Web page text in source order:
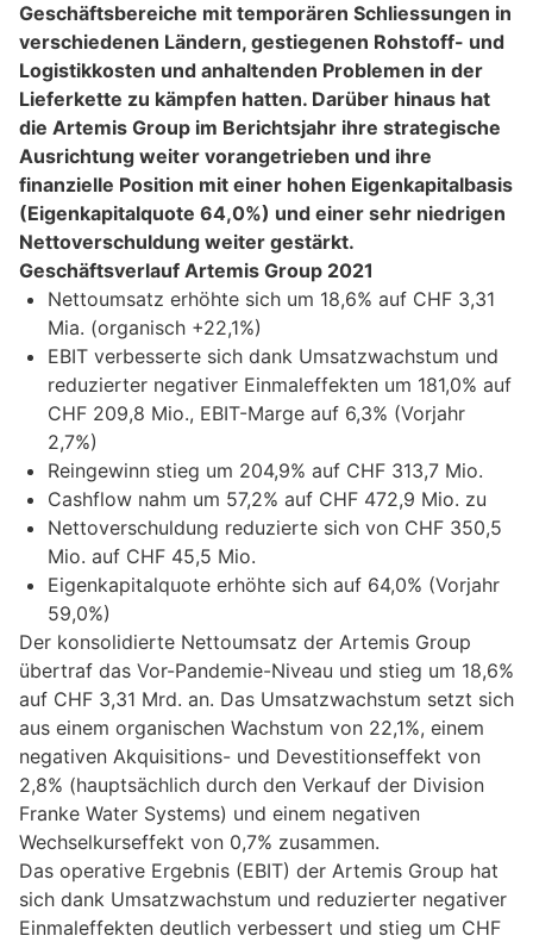
Geschäftsbereiche mit temporären Schliessungen in
verschiedenen Ländern, gestiegenen Rohstoff- und
Logistikkosten und anhaltenden Problemen in der
Lieferkette zu kämpfen hatten. Darüber hinaus hat
die Artemis Group im Berichtsjahr ihre strategische
Ausrichtung weiter vorangetrieben und ihre
finanzielle Position mit einer hohen Eigenkapitalbasis
(Eigenkapitalquote 64,0%) und einer sehr niedrigen
Nettoverschuldung weiter gestärkt.
Geschäftsverlauf Artemis Group 2021
Nettoumsatz erhöhte sich um 18,6% auf CHF 3,31
Mia. (organisch +22,1%)
EBIT verbesserte sich dank Umsatzwachstum und
reduzierter negativer Einmaleffekten um 181,0% auf
CHF 209,8 Mio., EBIT-Marge auf 6,3% (Vorjahr
2,7%)
Reingewinn stieg um 204,9% auf CHF 313,7 Mio.
Cashflow nahm um 57,2% auf CHF 472,9 Mio. zu
Nettoverschuldung reduzierte sich von CHF 350,5
Mio. auf CHF 45,5 Mio.
Eigenkapitalquote erhöhte sich auf 64,0% (Vorjahr
59,0%)
Der konsolidierte Nettoumsatz der Artemis Group
übertraf das Vor-Pandemie-Niveau und stieg um 18,6%
auf CHF 3,31 Mrd. an. Das Umsatzwachstum setzt sich
aus einem organischen Wachstum von 22,1%, einem
negativen Akquisitions- und Devestitionseffekt von
2,8% (hauptsächlich durch den Verkauf der Division
Franke Water Systems) und einem negativen
Wechselkurseffekt von 0,7% zusammen.
Das operative Ergebnis (EBIT) der Artemis Group hat
sich dank Umsatzwachstum und reduzierter negativer
Einmaleffekten deutlich verbessert und stieg um CHF